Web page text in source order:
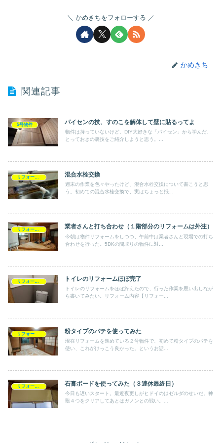
かめきちをフォローする
かめきち
関連記事
5号物件 パイセンの技、すのこを解体して壁に貼るってよ
物件は持っていないけど、DIY大好きな「パイセン」から学んだ、
とっておきの裏技をご紹介しようと思う。...
混合水栓交換
週末の作業を色々やったけど、混合水栓交換について書こうと思
う。初めての混合水栓交換で、実はちょっと抵...
業者さんと打ち合わせ（１階部分のリフォームは外注）
今朝は物件リフォームをしつつ、午前中は業者さんと現場での打ち
合わせを行った。5DKの間取りの物件に対...
リフォーム・DIY トイレのリフォームほぼ完了
トイレのリフォームをほぼ終えたので、行った作業を思い出しなが
ら書いてみたい。リフォーム内容【リフォー...
リフォーム・DIY 粉タイプのパテを使ってみた
現在リフォームを進めている２号物件で、初めて粉タイプのパテを
使い、これがけっこう良かった。というお話...
石膏ボードを使ってみた（３連休最終日）
今日も遅いスタート。最近夜更しがヒドイのはゼルダのせいだ。神
獣４つをクリアしてあとはガノンとの戦い。...